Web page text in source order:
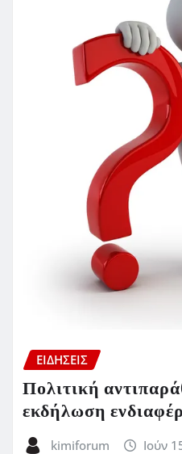
ΕΙΔΗΣΕΙΣ
Πολιτική
εκδήλωση
kimiforum Ιούν